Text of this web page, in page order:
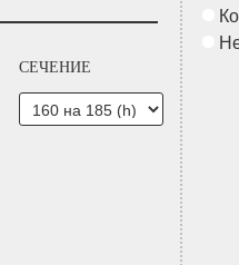
СЕЧЕНИЕ